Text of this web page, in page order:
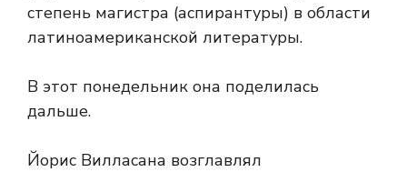
степень магистра (аспирантуры) в области
латиноамериканской литературы.
В этот понедельник она поделилась
дальше.
Йорис Вилласана возглавлял